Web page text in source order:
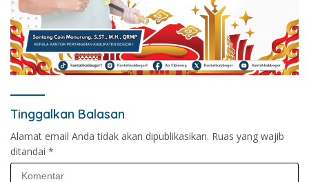
Tinggalkan Balasan
Alamat email Anda tidak akan dipublikasikan. Ruas yang wajib
ditandai *